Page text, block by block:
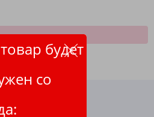
будет
со